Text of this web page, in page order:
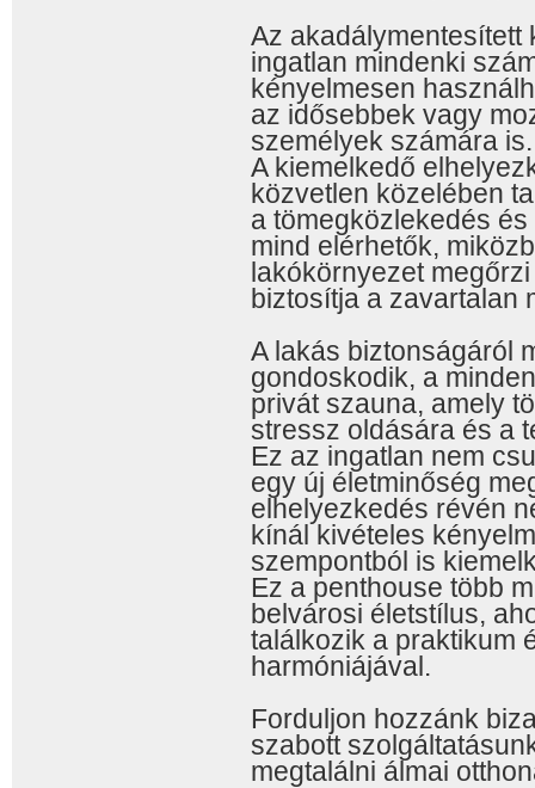
Az akadálymentesített
ingatlan mindenki
kényelmesen
az idősebbek vagy
személyek számára is.
A kiemelkedő
közvetlen közelében
a tömegközlekedés
mind elérhetők,
lakókörnyezet
biztosítja a zavartalan
A lakás biztonságáról
gondoskodik, a
privát szauna, amely
stressz oldására és a
Ez az ingatlan nem
egy új életminőség
elhelyezkedés révén
kínál kivételes
szempontból is
Ez a penthouse több
belvárosi életstílus,
találkozik a praktikum
harmóniájával.
Forduljon hozzánk
szabott
megtalálni álmai